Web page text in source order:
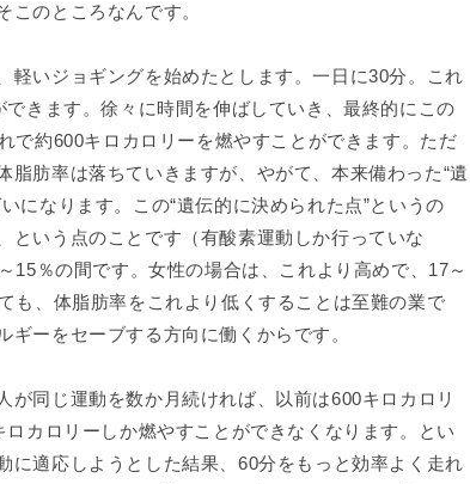
このところなんです。
軽いジョギングを始めたとします。一日に30分。これ
きます。徐々に時間を伸ばしていき、最終的にこの
で約600キロカロリーを燃やすことができます。ただ
脂肪率は落ちていきますが、やがて、本来備わった“遺
になります。この“遺伝的に決められた点”というの
という点のことです（有酸素運動しか行っていな
15％の間です。女性の場合は、これより高めで、17～
も、体脂肪率をこれより低くすることは至難の業で
ーをセーブする方向に働くからです。
が同じ運動を数か月続ければ、以前は600キロカロリ
カロリーしか燃やすことができなくなります。とい
に適応しようとした結果、60分をもっと効率よく走れ